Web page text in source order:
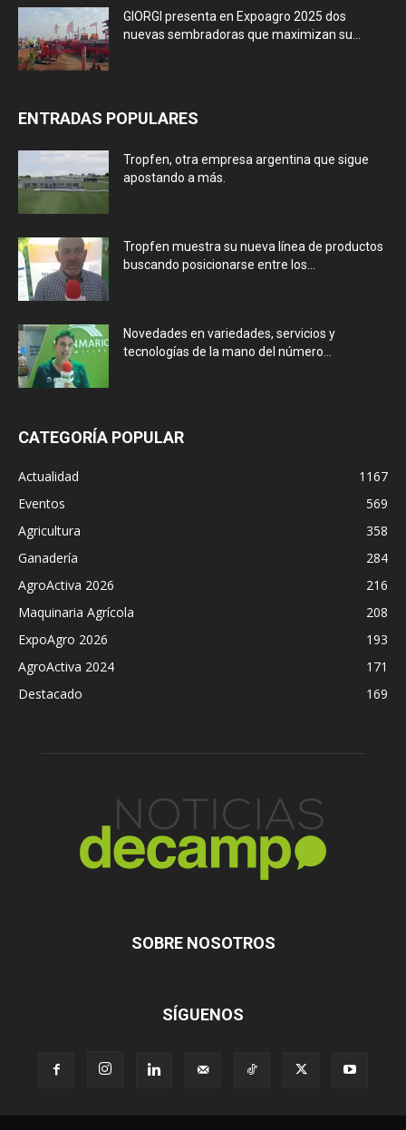
GIORGI presenta en Expoagro 2025 dos
nuevas sembradoras que maximizan su...
ENTRADAS POPULARES
Tropfen, otra empresa argentina que sigue
apostando a más.
Tropfen muestra su nueva línea de productos
buscando posicionarse entre los...
Novedades en variedades, servicios y
tecnologías de la mano del número...
CATEGORÍA POPULAR
Actualidad
1167
Eventos
569
Agricultura
358
Ganadería
284
AgroActiva 2026
216
Maquinaria Agrícola
208
ExpoAgro 2026
193
AgroActiva 2024
171
Destacado
169
SOBRE NOSOTROS
SÍGUENOS